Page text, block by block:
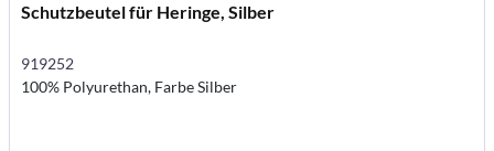
Schutzbeutel für Heringe, Silber
919252
100% Polyurethan, Farbe Silber